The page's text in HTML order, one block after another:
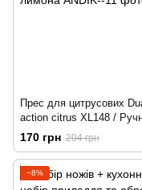
Прес для цитрусових
action citrus XL148 /
соковитискач подвійної
для лайма та лимона
170 грн 204 грн
−8%